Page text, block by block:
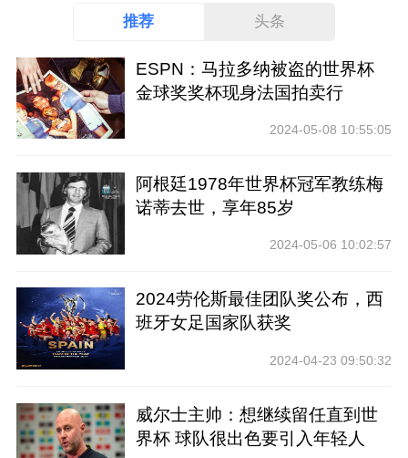
推荐 头条
ESPN：马拉多纳被盗的世界杯
金球奖奖杯现身法国拍卖行
2024-05-08 10:55:05
阿根廷1978年世界杯冠军教练梅
诺蒂去世，享年85岁
2024-05-06 10:02:57
2024劳伦斯最佳团队奖公布，西
班牙女足国家队获奖
2024-04-23 09:50:32
威尔士主帅：想继续留任直到世
界杯 球队很出色要引入年轻人